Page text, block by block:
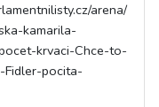
arena/
kamarila-
krvaci-Chce-to-
Fidler-pocita-